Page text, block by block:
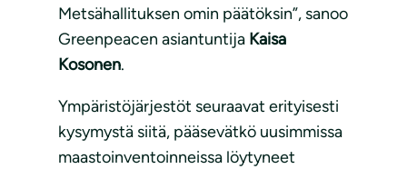
Metsähallituksen omin päätöksin”, sanoo
Greenpeacen asiantuntija Kaisa
Kosonen.
Ympäristöjärjestöt seuraavat erityisesti
kysymystä siitä, pääsevätkö uusimmissa
maastoinventoinneissa löytyneet